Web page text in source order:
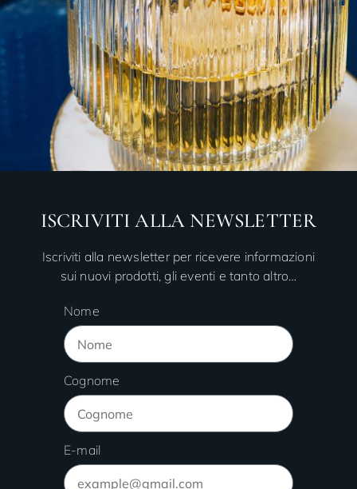
ISCRIVITI ALLA NEWSLETTER
Iscriviti alla newsletter per ricevere informazioni
sui nuovi prodotti, gli eventi e tanto altro…
Nome
Cognome
E-mail